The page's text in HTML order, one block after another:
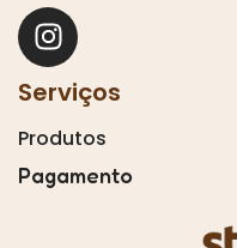
Serviços
Produtos
Pagamento